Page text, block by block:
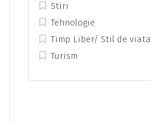
Stiri
Tehnologie
Timp Liber/ Stil de viata
Turism